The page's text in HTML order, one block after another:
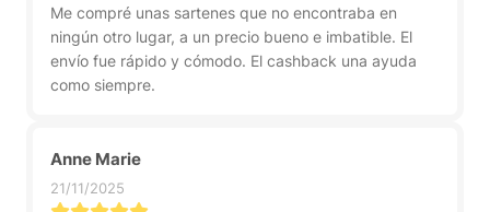
Me compré unas sartenes que no encontraba en
ningún otro lugar, a un precio bueno e imbatible. El
envío fue rápido y cómodo. El cashback una ayuda
como siempre.
Anne Marie
21/11/2025